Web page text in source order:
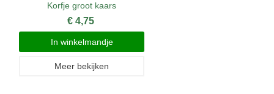
Korfje groot kaars
€ 4,75
In winkelmandje
Meer bekijken